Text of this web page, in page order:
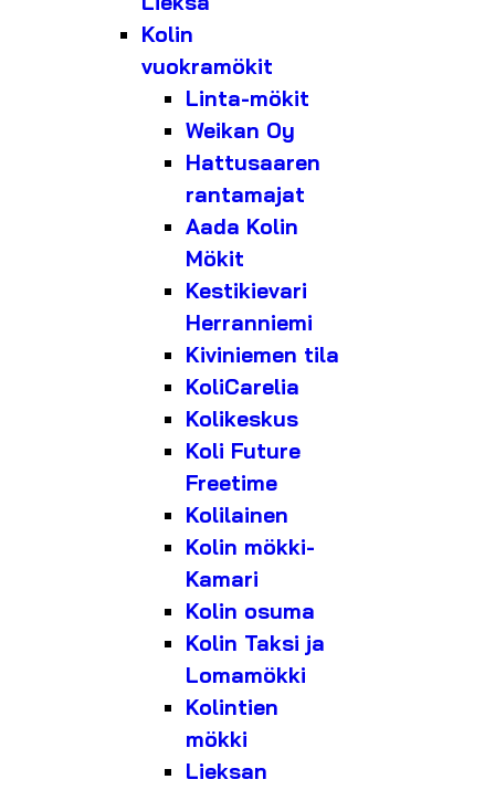
Kolin
vuokramökit
Linta-mökit
Weikan Oy
Hattusaaren
rantamajat
Aada Kolin
Mökit
Kestikievari
Herranniemi
Kiviniemen tila
KoliCarelia
Kolikeskus
Koli Future
Freetime
Kolilainen
Kolin mökki-
Kamari
Kolin osuma
Kolin Taksi ja
Lomamökki
Kolintien
mökki
Lieksan